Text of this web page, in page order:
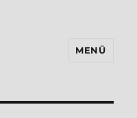
MENÜ